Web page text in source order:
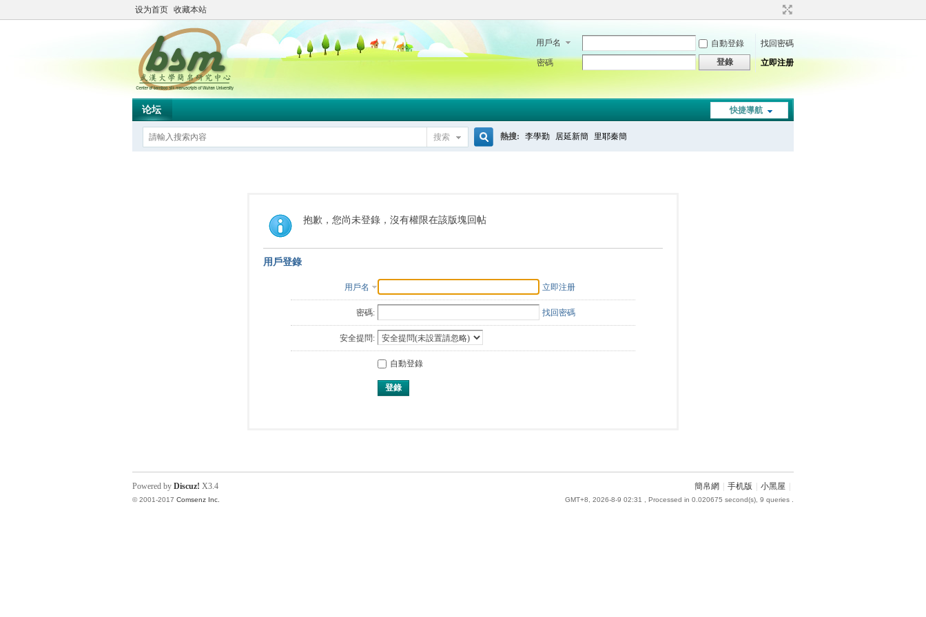
设为首页 收藏本站
用戶名 自動登錄
找回密碼
密碼
登錄 立即注册
快捷導航
论坛
搜索
索
熱搜: 李學勤 居延新簡 里耶秦簡
抱歉，您尚未登錄，沒有權限在該版塊回帖
用戶登錄
用戶名 立即注册
密碼: 找回密碼
安全提問:
自動登錄
登錄
簡帛網 手机版 小黑屋
GMT+8, 2026-8-9 02:31 , Processed in 0.020675 second(s), 9 queries .
Powered by Discuz! X3.4
© 2001-2017 Comsenz Inc.